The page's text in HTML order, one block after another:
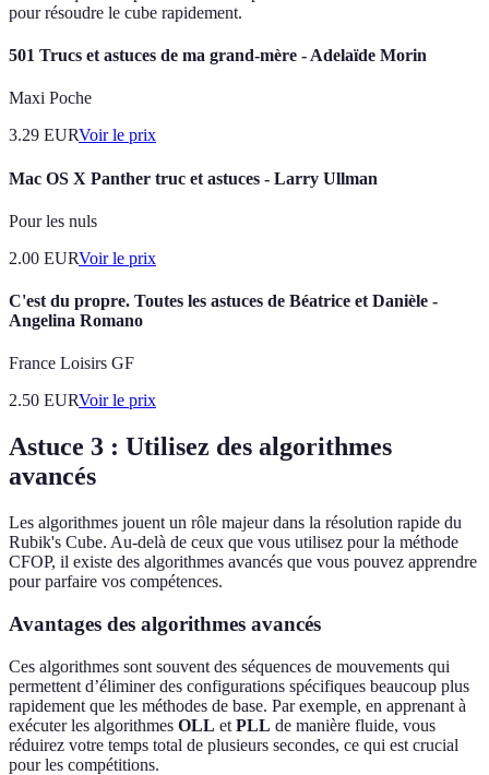
pour résoudre le cube rapidement.
501 Trucs et astuces de ma grand-mère - Adelaïde Morin
Maxi Poche
3.29 EURVoir le prix
Mac OS X Panther truc et astuces - Larry Ullman
Pour les nuls
2.00 EURVoir le prix
C'est du propre. Toutes les astuces de Béatrice et Danièle -
Angelina Romano
France Loisirs GF
2.50 EURVoir le prix
Astuce 3 : Utilisez des algorithmes
avancés
Les algorithmes jouent un rôle majeur dans la résolution rapide du
Rubik's Cube. Au-delà de ceux que vous utilisez pour la méthode
CFOP, il existe des algorithmes avancés que vous pouvez apprendre
pour parfaire vos compétences.
Avantages des algorithmes avancés
Ces algorithmes sont souvent des séquences de mouvements qui
permettent d’éliminer des configurations spécifiques beaucoup plus
rapidement que les méthodes de base. Par exemple, en apprenant à
exécuter les algorithmes OLL et PLL de manière fluide, vous
réduirez votre temps total de plusieurs secondes, ce qui est crucial
pour les compétitions.